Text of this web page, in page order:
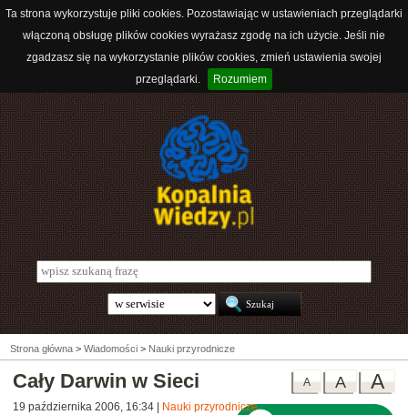
Ta strona wykorzystuje pliki cookies. Pozostawiając w ustawieniach przeglądarki
włączoną obsługę plików cookies wyrażasz zgodę na ich użycie. Jeśli nie
zgadzasz się na wykorzystanie plików cookies, zmień ustawienia swojej
przeglądarki.
Rozumiem
Strona główna > Wiadomości > Nauki przyrodnicze
A
A
A
Cały Darwin w Sieci
19 października 2006, 16:34 Nauki przyrodnicze